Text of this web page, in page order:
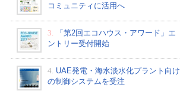
コミュニティに活用へ
3.
「第2回エコハウス・アワード」エ
ントリー受付開始
4. UAE発電・海水淡水化プラント向け
の制御システムを受注